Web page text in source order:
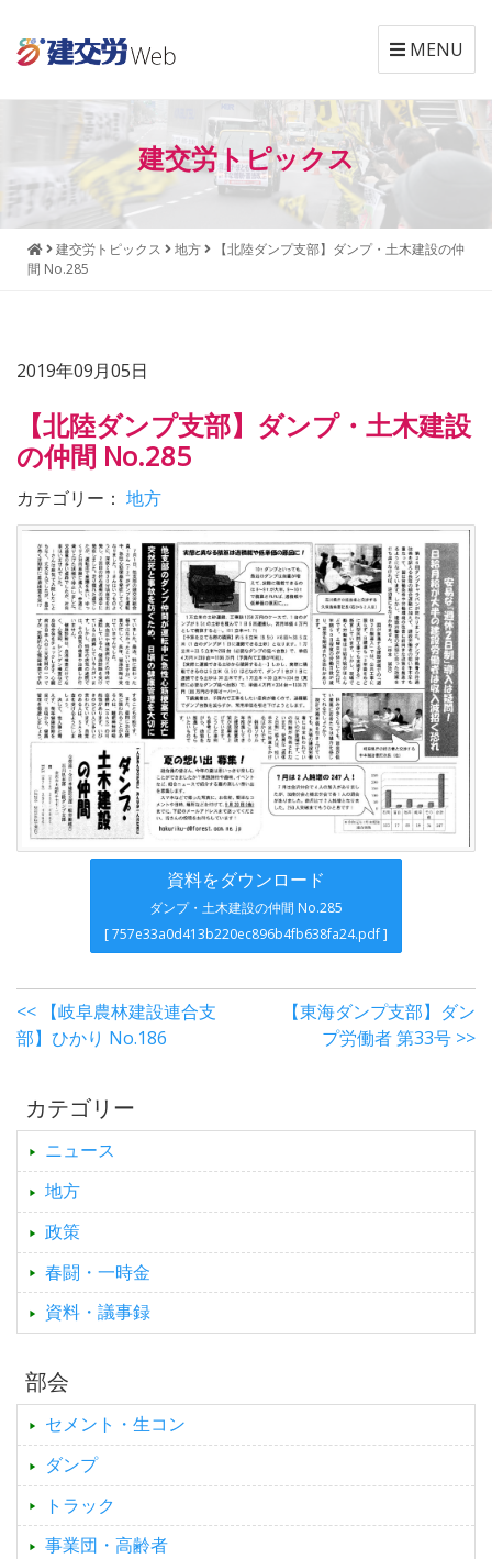
本
ン
メ
ジ
MENU
建交労トピックス
建交労トピックス 地方
【北陸ダンプ支部】ダンプ・土木建設の仲
間 No.285
2019年09月05日
【北陸ダンプ支部】ダンプ・土木建設
の仲間 No.285
カテゴリー： 地方
資料をダウンロード
ダンプ・土木建設の仲間 No.285
[ 757e33a0d413b220ec896b4fb638fa24.pdf ]
<< 【岐阜農林建設連合支
部】ひかり No.186
【東海ダンプ支部】ダン
プ労働者 第33号 >>
カテゴリー
ニュース
地方
政策
春闘・一時金
資料・議事録
部会
セメント・生コン
ダンプ
トラック
事業団・高齢者